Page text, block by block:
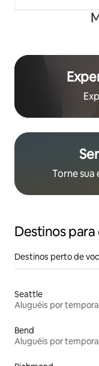
Torne sua
Destinos
Destinos perto de
Seattle
Aluguéis por
Bend
Aluguéis por